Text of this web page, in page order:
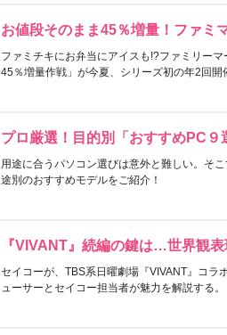
お値段そのまま45％増量！ファミ
ファミチキにお弁当にアイスも!?ファミリー
45％増量作戦」が今夏、シリーズ初の年2回開
プロ厳選！目的別「おすすめPC９
用途に合うパソコン選びは意外と難しい。そ
途別のおすすめモデルをご紹介！
『VIVANT』続編の鍵は…世界観
セイコーが、TBS系日曜劇場『VIVANT』コラ
ューサーとセイコー担当者が魅力を解説する。